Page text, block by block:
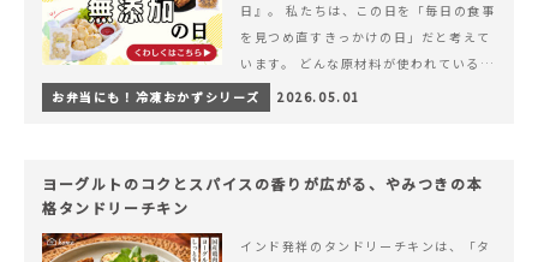
日』。 私たちは、この日を「毎日の食事
を見つめ直すきっかけの日」だと考えて
います。 どんな原材料が使われているの
か。 どのようにつくられているのか。&
hellip; 続きを読む 【6月10日（無添加
お弁当にも！冷凍おかずシリーズ 2026.05.01
ヨーグルトのコクとスパイスの香りが広がる、やみつきの本
格タンドリーチキン
インド発祥のタンドリーチキンは、「タ